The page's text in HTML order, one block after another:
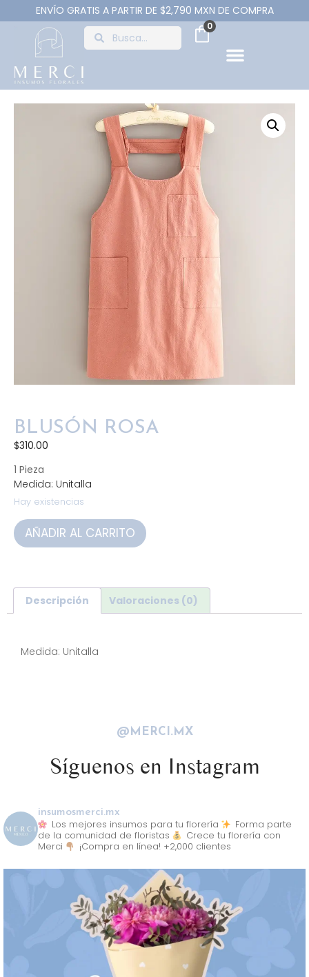
ENVÍO GRATIS A PARTIR DE $2,790 MXN DE COMPRA
0
BLUSÓN ROSA
$310.00
1 Pieza
Medida: Unitalla
Hay existencias
AÑADIR AL CARRITO
Descripción Valoraciones (0)
Medida: Unitalla
@MERCI.MX
Síguenos en Instagram
insumosmerci.mx
Los mejores insumos para tu florería
Forma parte
de la comunidad de floristas
Crece tu florería con
Merci
¡Compra en línea! +2,000 clientes